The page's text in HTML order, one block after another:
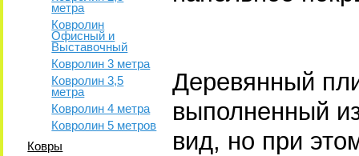
метра
Ковролин
Офисный и
Выставочный
Ковролин 3 метра
Ковролин 3,5
метра
Ковролин 4 метра
Ковролин 5 метров
Ковры
Деревянный
выполненный
вид, но при